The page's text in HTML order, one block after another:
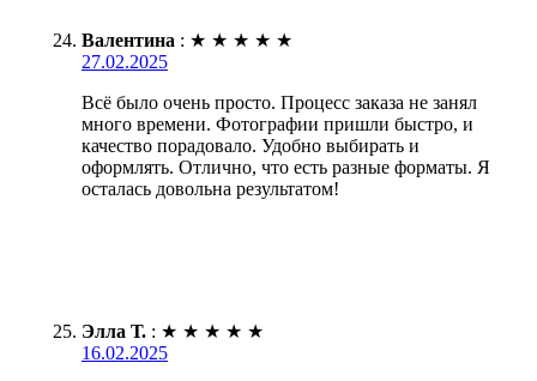
Валентина : ★ ★ ★ ★ ★
27.02.2025
Всё было очень просто. Процесс заказа не занял
много времени. Фотографии пришли быстро, и
качество порадовало. Удобно выбирать и
оформлять. Отлично, что есть разные форматы. Я
осталась довольна результатом!
Элла Т. : ★ ★ ★ ★ ★
16.02.2025